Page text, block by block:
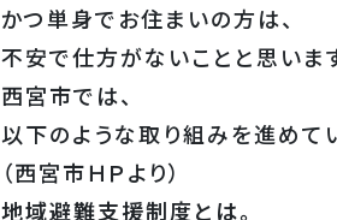
かつ単身でお住まいの方は、
不安で仕方がないことと思います
西宮市では、
以下のような取り組みを進めて
（西宮市ＨＰより）
地域避難支援制度とは。